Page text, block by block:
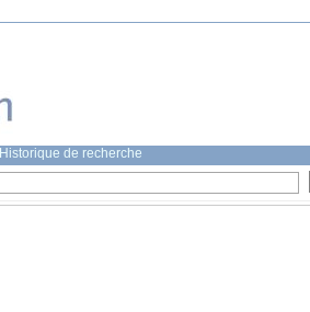
Historique de recherche